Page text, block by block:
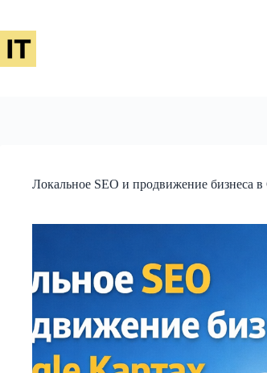
сути
Локальное SEO и продвижение бизнеса в